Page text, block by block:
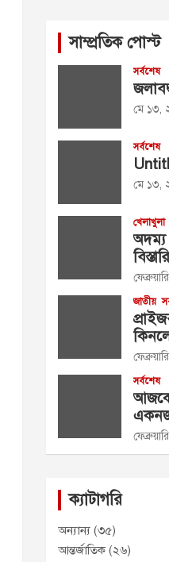
সাম্প্রতিক পোস্ট
সর্বশেষ
মে ১৩,
সর্বশেষ
মে ১৩,
খেলাখুলা
অদম্য
জাতীয়
সর্বশেষ
ক্যাটাগরি
অন্যান্য (৩৫)
আন্তর্জাতিক(২৬)